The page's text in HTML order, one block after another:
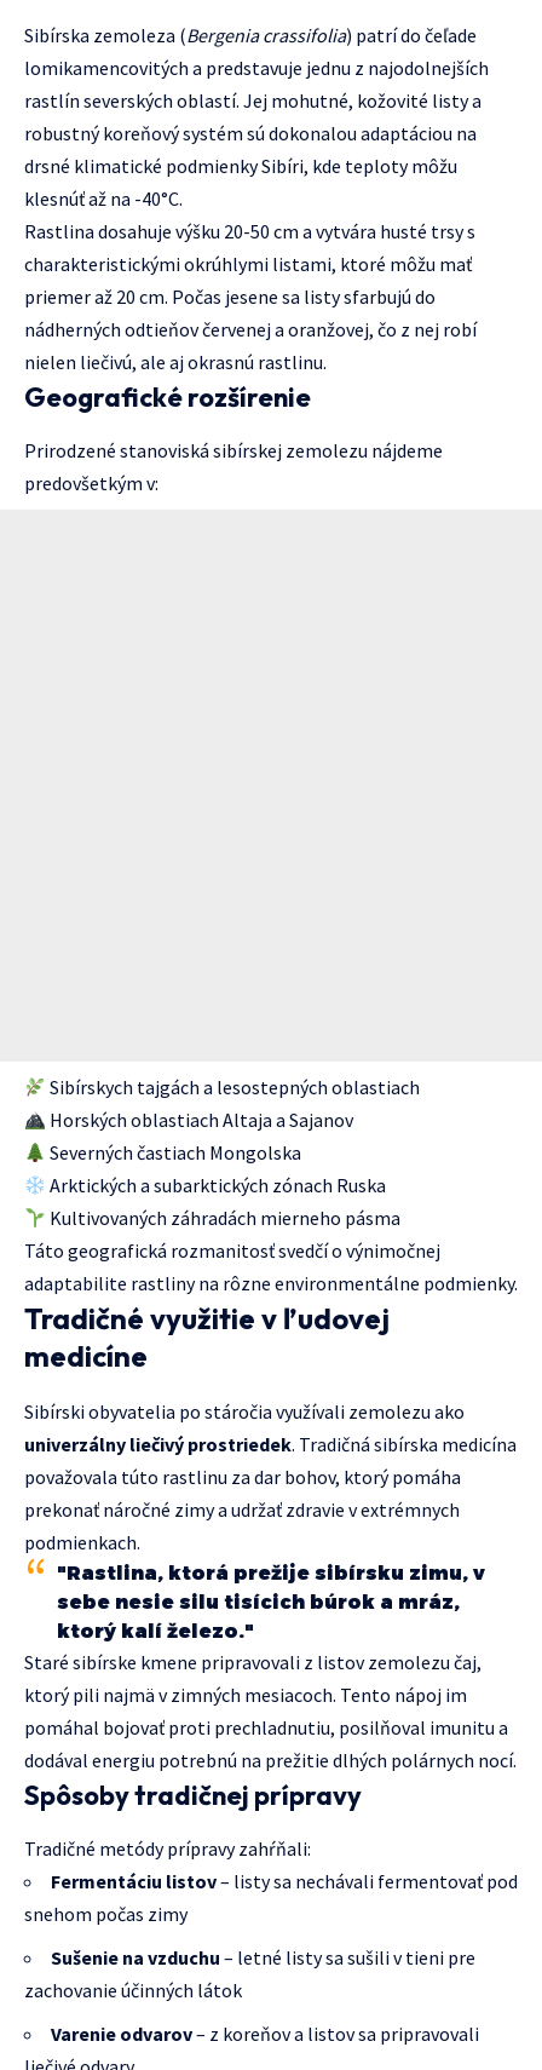
Sibírska zemoleza (Bergenia crassifolia) patrí do čeľade
lomikamencovitých a predstavuje jednu z najodolnejších
rastlín severských oblastí. Jej mohutné, kožovité listy a
robustný koreňový systém sú dokonalou adaptáciou na
drsné klimatické podmienky Sibíri, kde teploty môžu
klesnúť až na -40°C.
Rastlina dosahuje výšku 20-50 cm a vytvára husté trsy s
charakteristickými okrúhlymi listami, ktoré môžu mať
priemer až 20 cm. Počas jesene sa listy sfarbujú do
nádherných odtieňov červenej a oranžovej, čo z nej robí
nielen liečivú, ale aj okrasnú rastlinu.
Geografické rozšírenie
Prirodzené stanoviská sibírskej zemolezu nájdeme
predovšetkým v:
Sibírskych tajgách a lesostepných oblastiach
Horských oblastiach Altaja a Sajanov
Severných častiach Mongolska
Arktických a subarktických zónach Ruska
Kultivovaných záhradách mierneho pásma
Táto geografická rozmanitosť svedčí o výnimočnej
adaptabilite rastliny na rôzne environmentálne podmienky.
Tradičné využitie v ľudovej
medicíne
Sibírski obyvatelia po stáročia využívali zemolezu ako
univerzálny liečivý prostriedek. Tradičná sibírska medicína
považovala túto rastlinu za dar bohov, ktorý pomáha
prekonať náročné zimy a udržať zdravie v extrémnych
podmienkach.
"Rastlina, ktorá prežije sibírsku zimu, v
sebe nesie silu tisícich búrok a mráz,
ktorý kalí železo."
Staré sibírske kmene pripravovali z listov zemolezu čaj,
ktorý pili najmä v zimných mesiacoch. Tento nápoj im
pomáhal bojovať proti prechladnutiu, posilňoval imunitu a
dodával energiu potrebnú na prežitie dlhých polárnych nocí.
Spôsoby tradičnej prípravy
Tradičné metódy prípravy zahŕňali:
Fermentáciu listov– listy sa nechávali fermentovať pod
snehom počas zimy
Sušenie na vzduchu – letné listy sa sušili v tieni pre
zachovanie účinných látok
Varenie odvarov– z koreňov a listov sa pripravovali